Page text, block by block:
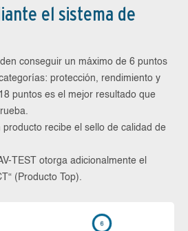
el sistema de
conseguir un máximo de 6 puntos
protección, rendimiento y
puntos es el mejor resultado que
recibe el sello de calidad de
TEST otorga adicionalmente el
(Producto Top).